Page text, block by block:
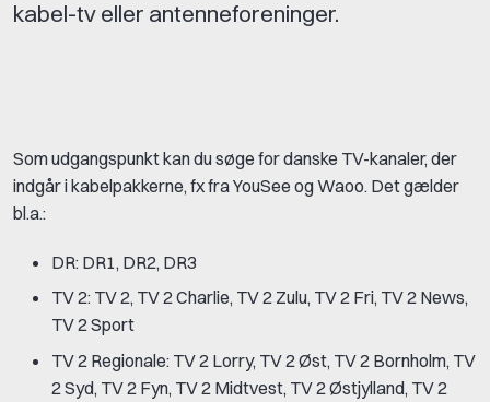
kabel-tv eller antenneforeninger.
Som udgangspunkt kan du søge for danske TV-kanaler, der
indgår i kabelpakkerne, fx fra YouSee og Waoo. Det gælder
bl.a.:
DR: DR1, DR2, DR3
TV 2: TV 2, TV 2 Charlie, TV 2 Zulu, TV 2 Fri, TV 2 News,
TV 2 Sport
TV 2 Regionale: TV 2 Lorry, TV 2 Øst, TV 2 Bornholm, TV
2 Syd, TV 2 Fyn, TV 2 Midtvest, TV 2 Østjylland, TV 2